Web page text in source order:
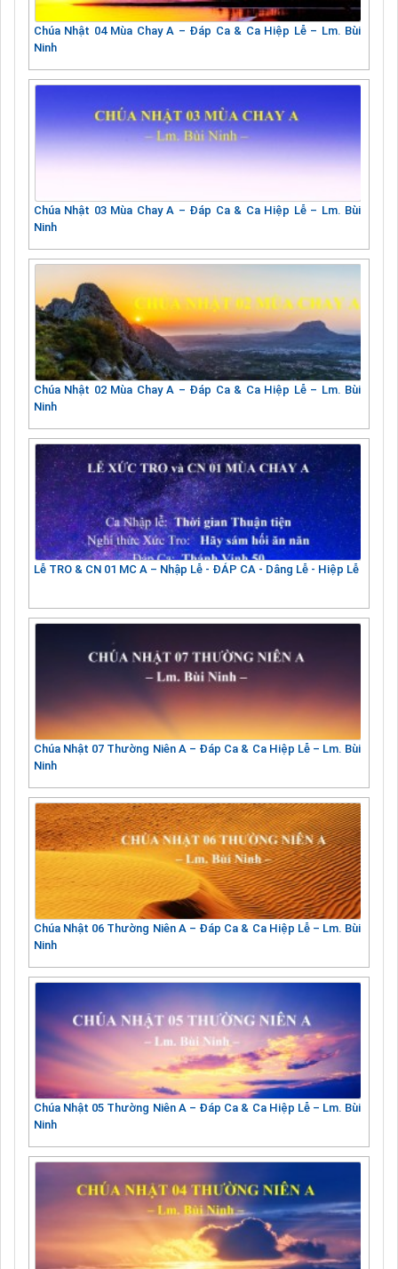
Chúa Nhật 04 Mùa Chay A – Đáp Ca & Ca Hiệp Lễ – Lm. Bùi
Ninh
Chúa Nhật 03 Mùa Chay A – Đáp Ca & Ca Hiệp Lễ – Lm. Bùi
Ninh
Chúa Nhật 02 Mùa Chay A – Đáp Ca & Ca Hiệp Lễ – Lm. Bùi
Ninh
Lễ TRO & CN 01 MC A – Nhập Lễ - ĐÁP CA - Dâng Lễ - Hiệp Lễ
Chúa Nhật 07 Thường Niên A – Đáp Ca & Ca Hiệp Lễ – Lm. Bùi
Ninh
Chúa Nhật 06 Thường Niên A – Đáp Ca & Ca Hiệp Lễ – Lm. Bùi
Ninh
Chúa Nhật 05 Thường Niên A – Đáp Ca & Ca Hiệp Lễ – Lm. Bùi
Ninh